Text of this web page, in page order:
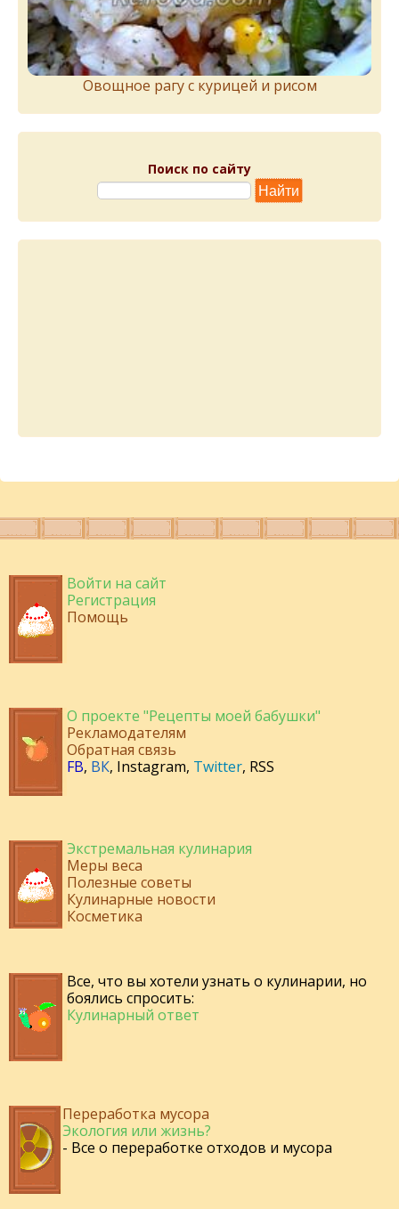
Овощное рагу с курицей и рисом
Поиск по сайту
Войти на сайт
Регистрация
Помощь
О проекте "Рецепты моей бабушки"
Рекламодателям
Обратная связь
FB, ВК, Instagram, Twitter, RSS
Экстремальная кулинария
Меры веса
Полезные советы
Кулинарные новости
Косметика
Все, что вы хотели узнать о кулинарии, но
боялись спросить:
Кулинарный ответ
Переработка мусора
Экология или жизнь?
- Все о переработке отходов и мусора